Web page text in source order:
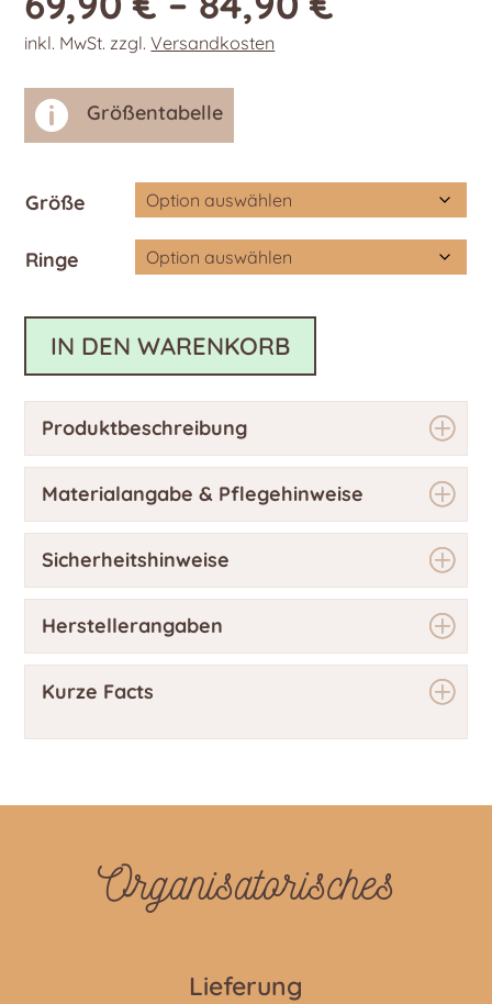
inkl. MwSt. zzgl.Versandkosten
 Größentabelle
Größe
Ringe
IN DEN WARENKORB
Produktbeschreibung
Materialangabe & Pflegehinweise
Sicherheitshinweise
Herstellerangaben
Kurze Facts
Organisatorisches
Lieferung